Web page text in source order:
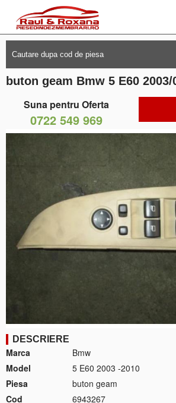
buton geam Bmw 5 E60 2003/
Suna pentru Oferta
0722 549 969
DESCRIERE
Marca
Bmw
Model
5 E60 2003 -2010
Piesa
buton geam
Cod
6943267